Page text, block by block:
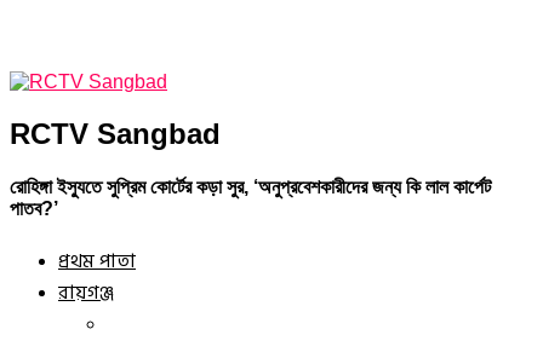
RCTV Sangbad
রোহিঙ্গা ইস্যুতে সুপ্রিম কোর্টের কড়া সুর, ‘অনুপ্রবেশকারীদের জন্য কি লাল কার্পেট
পাতব?’
প্রথম পাতা
রায়গঞ্জ